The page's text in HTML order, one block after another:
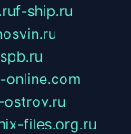
f-ship.ru
online.com
files.org.ru